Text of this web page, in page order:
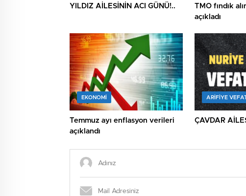
YILDIZ AİLESİNİN ACI GÜNÜ!..
TMO fındık
açıkladı
EKONOMİ
Temmuz ayı enflasyon verileri
açıklandı
ARIFIYE
ÇAVDAR